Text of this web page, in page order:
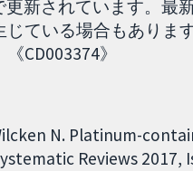
新されています。最
ている場合もありま
CD003374》
N. Platinum-
Reviews 2017,